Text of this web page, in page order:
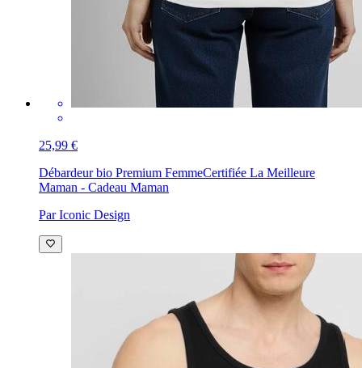
25,99 €
Débardeur bio Premium FemmeCertifiée La Meilleure
Maman - Cadeau Maman
Par Iconic Design